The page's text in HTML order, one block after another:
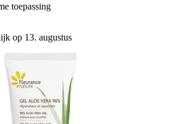
toepassing
op 13. augustus